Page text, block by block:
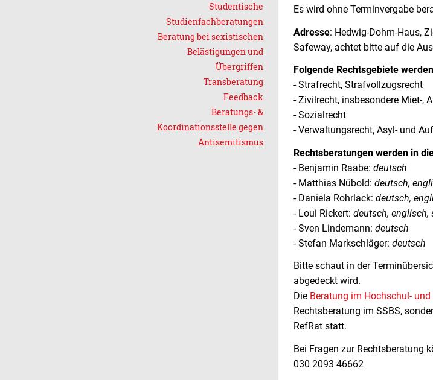
Studentische
Studienfachberatungen
Beratung bei sexistischen
Belästigungen und
Übergriffen
Transberatung
Feedback
Beratungs- &
Koordinationsstelle gegen
Antisemitismus
Es wird ohne Terminvergabe
Adresse: Hedwig-Dohm-Haus,
Safeway, achtet bitte auf die
Folgende Rechtsgebiete
- Strafrecht, Strafvollzugsrecht
- Zivilrecht, insbesondere Miet-,
- Sozialrecht
- Verwaltungsrecht, Asyl- und
Rechtsberatungen werden in
- Benjamin Raabe: deutsch
- Matthias Nübold: deutsch,
- Daniela Rohrlack: deutsch,
- Loui Rickert: deutsch, englisch,
- Sven Lindemann: deutsch
- Stefan Markschläger: deutsch
Bitte schaut in der
abgedeckt wird.
Die Beratung im Hochschul-
Rechtsberatung im SSBS,
RefRat statt.
Bei Fragen zur Rechtsberatung
030 2093 46662